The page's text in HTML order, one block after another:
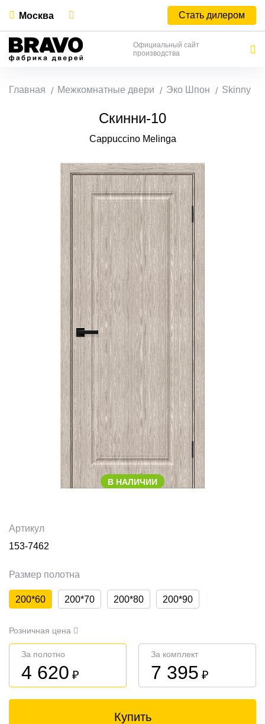
Москва Стать дилером
Официальный сайт
производства
Главная Межкомнатные двери Эко Шпон Skinny
Скинни-10
Cappuccino Melinga
В НАЛИЧИИ
Артикул
153-7462
Размер полотна
200*60 200*70 200*80 200*90
Розничная цена
За полотно
4 620 ₽
За комплект
7 395 ₽
Купить